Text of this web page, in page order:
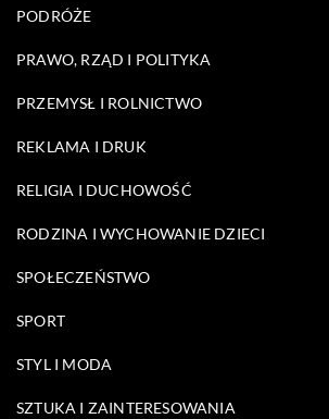
PODRÓŻE
PRAWO, RZĄD I POLITYKA
PRZEMYSŁ I ROLNICTWO
REKLAMA I DRUK
RELIGIA I DUCHOWOŚĆ
RODZINA I WYCHOWANIE DZIECI
SPOŁECZEŃSTWO
SPORT
STYL I MODA
SZTUKA I ZAINTERESOWANIA